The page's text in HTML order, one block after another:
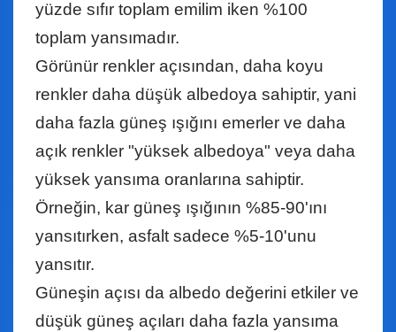
yüzde sıfır toplam emilim iken %100
toplam yansımadır.
Görünür renkler açısından, daha koyu
renkler daha düşük albedoya sahiptir, yani
daha fazla güneş ışığını emerler ve daha
açık renkler "yüksek albedoya" veya daha
yüksek yansıma oranlarına sahiptir.
Örneğin, kar güneş ışığının %85-90'ını
yansıtırken, asfalt sadece %5-10'unu
yansıtır.
Güneşin açısı da albedo değerini etkiler ve
düşük güneş açıları daha fazla yansıma